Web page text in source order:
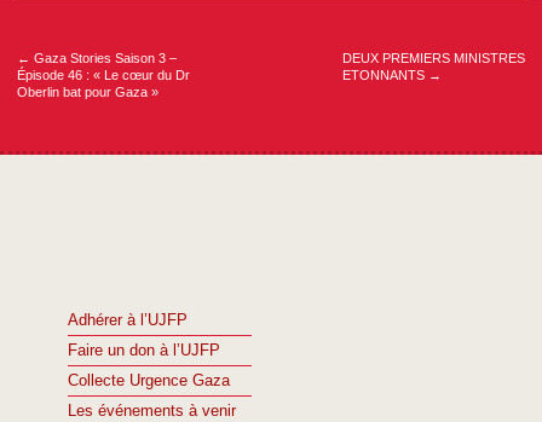
← Gaza Stories Saison 3 –
Épisode 46 : « Le cœur du Dr
Oberlin bat pour Gaza »
DEUX PREMIERS MINISTRES
ETONNANTS →
Adhérer à l’UJFP
Faire un don à l’UJFP
Collecte Urgence Gaza
Les événements à venir